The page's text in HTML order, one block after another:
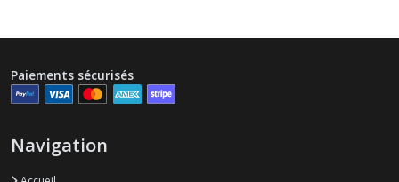
Paiements sécurisés
Navigation